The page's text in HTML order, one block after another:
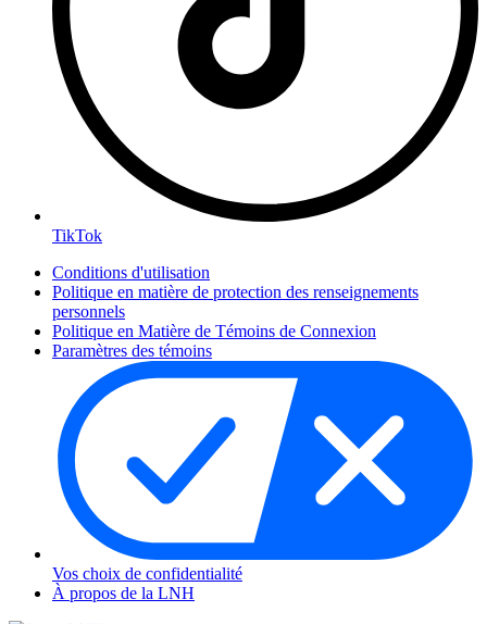
TikTok
Conditions d'utilisation
Politique en matière de protection des renseignements
personnels
Politique en Matière de Témoins de Connexion
Paramètres des témoins
Vos choix de confidentialité
À propos de la LNH